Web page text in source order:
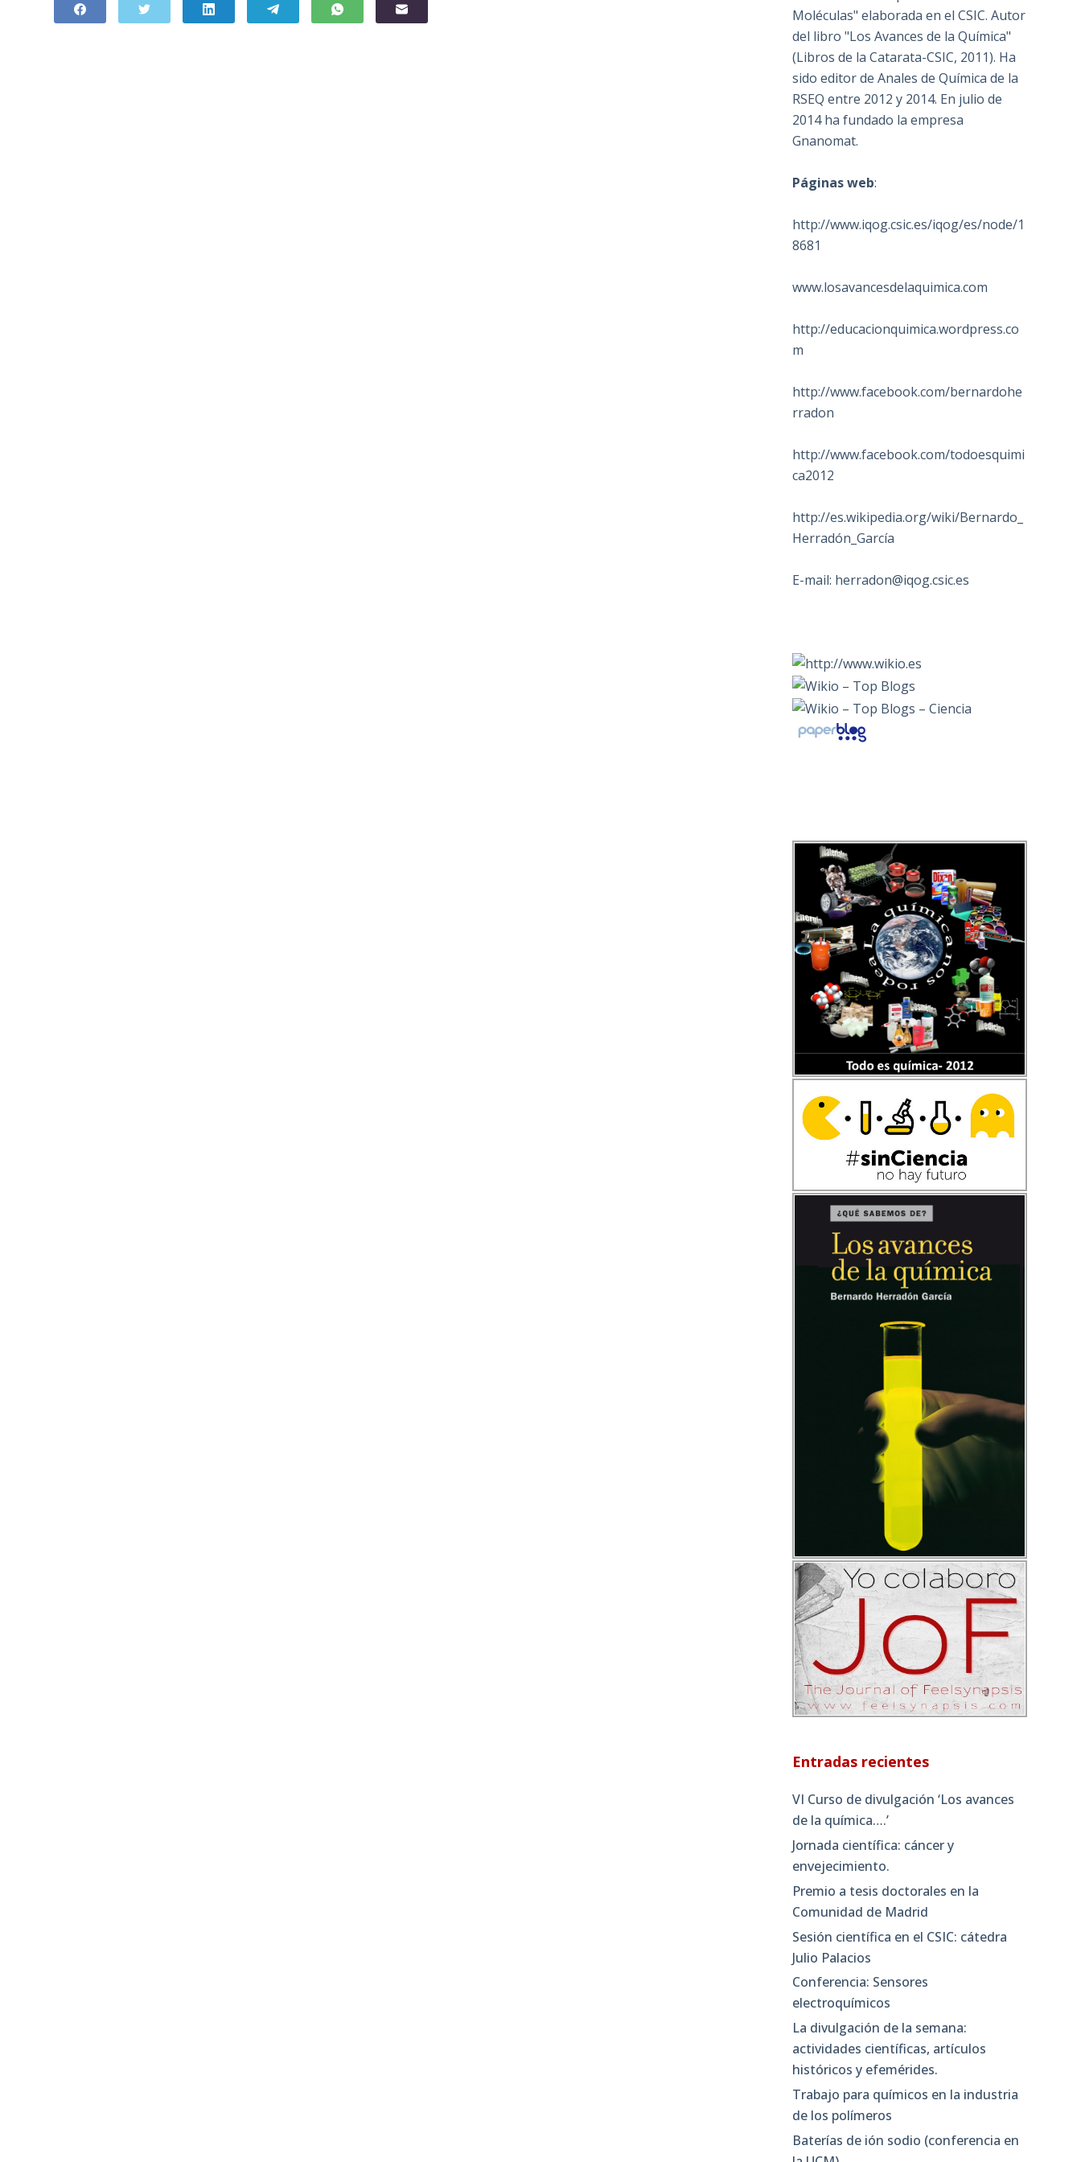
Moléculas" elaborada en el CSIC. Autor
del libro "Los Avances de la Química"
(Libros de la Catarata-CSIC, 2011). Ha
sido editor de Anales de Química de la
RSEQ entre 2012 y 2014. En julio de
2014 ha fundado la empresa
Gnanomat.
Páginas web:
http://www.iqog.csic.es/iqog/es/node/1
8681
www.losavancesdelaquimica.com
http://educacionquimica.wordpress.co
m
http://www.facebook.com/bernardohe
rradon
http://www.facebook.com/todoesquimi
ca2012
http://es.wikipedia.org/wiki/Bernardo_
Herradón_García
E-mail: herradon@iqog.csic.es
Entradas recientes
VI Curso de divulgación ‘Los avances
de la química….’
Jornada científica: cáncer y
envejecimiento.
Premio a tesis doctorales en la
Comunidad de Madrid
Sesión científica en el CSIC: cátedra
Julio Palacios
Conferencia: Sensores
electroquímicos
La divulgación de la semana:
actividades científicas, artículos
históricos y efemérides.
Trabajo para químicos en la industria
de los polímeros
Baterías de ión sodio (conferencia en